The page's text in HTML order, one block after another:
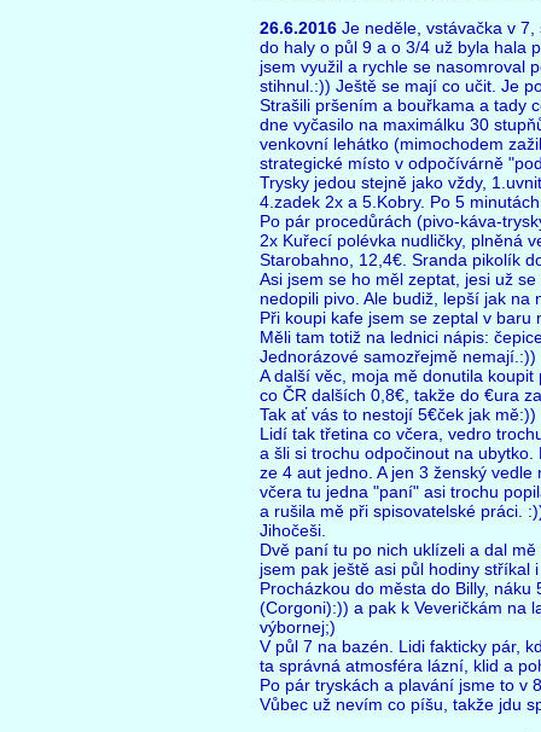
26.6.2016 Je neděle, vstávačka v
do haly o půl 9 a o 3/4 už byla hala
jsem využil a rychle se nasomroval
stihnul.:)) Ještě se mají co učit. Je
Strašili pršením a bouřkama a tady
dne vyčasilo na maximálku 30
venkovní lehátko (mimochodem
strategické místo v odpočívárně
Trysky jedou stejně jako vždy,
4.zadek 2x a 5.Kobry. Po 5
Po pár procedůrách (pivo-káva-
2x Kuřecí polévka nudličky, plněná
Starobahno, 12,4€. Sranda pikolík
Asi jsem se ho měl zeptat, jesi už
nedopili pivo. Ale budiž, lepší jak na
Při koupi kafe jsem se zeptal v
Měli tam totiž na lednici nápis:
Jednorázové samozřejmě
A další věc, moja mě donutila
co ČR dalších 0,8€, takže do €ura
Tak ať vás to nestojí 5€ček jak mě:))
Lidí tak třetina co včera, vedro
a šli si trochu odpočinout na
ze 4 aut jedno. A jen 3 ženský
včera tu jedna "paní" asi trochu
a rušila mě při spisovatelské práci.
Jihočeši.
Dvě paní tu po nich uklízeli a dal
jsem pak ještě asi půl hodiny stříkal
Procházkou do města do Billy,
(Corgoni):)) a pak k Veveričkám na
výbornej;)
V půl 7 na bazén. Lidi fakticky pár,
ta správná atmosféra lázní, klid a
Po pár tryskách a plavání jsme to v
Vůbec už nevím co píšu, takže jdu